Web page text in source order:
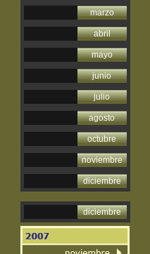
marzo
abril
mayo
junio
julio
agosto
octubre
noviembre
diciembre
diciembre